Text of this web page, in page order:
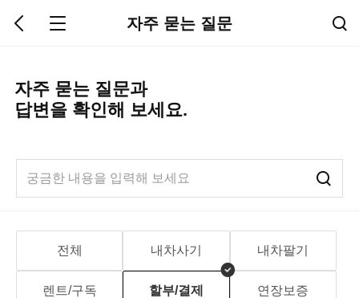
자주 묻는 질문
자주 묻는 질문과
답변을 확인해 보세요.
전체 내차사기 내차팔기
렌트/구독 할부/결제 연장보증